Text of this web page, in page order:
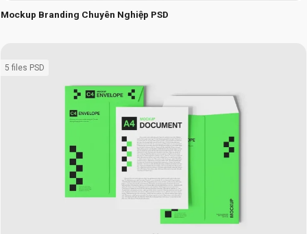
Mockup Branding Chuyên Nghiệp PSD
5 files PSD